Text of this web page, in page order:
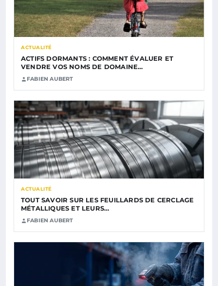
ACTUALITÉ
ACTIFS DORMANTS : COMMENT ÉVALUER ET
VENDRE VOS NOMS DE DOMAINE…
FABIEN AUBERT
ACTUALITÉ
TOUT SAVOIR SUR LES FEUILLARDS DE CERCLAGE
MÉTALLIQUES ET LEURS…
FABIEN AUBERT